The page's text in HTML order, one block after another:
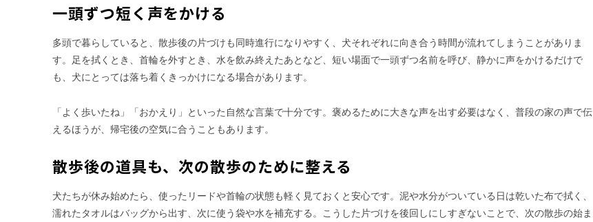
一頭ずつ短く声をかける
多頭で暮らしていると、散歩後の片づけも同時進行になりやすく、犬それぞれに向き合う時間が流れてしまうことがありま
す。足を拭くとき、首輪を外すとき、水を飲み終えたあとなど、短い場面で一頭ずつ名前を呼び、静かに声をかけるだけで
も、犬にとっては落ち着くきっかけになる場合があります。
「よく歩いたね」「おかえり」といった自然な言葉で十分です。褒めるために大きな声を出す必要はなく、普段の家の声で伝
えるほうが、帰宅後の空気に合うこともあります。
散歩後の道具も、次の散歩のために整える
犬たちが休み始めたら、使ったリードや首輪の状態も軽く見ておくと安心です。泥や水分がついている日は乾いた布で拭く、
濡れたタオルはバッグから出す、次に使う袋や水を補充する。こうした片づけを後回しにしすぎないことで、次の散歩の始ま